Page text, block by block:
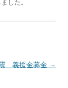
した。
義援金募金 →